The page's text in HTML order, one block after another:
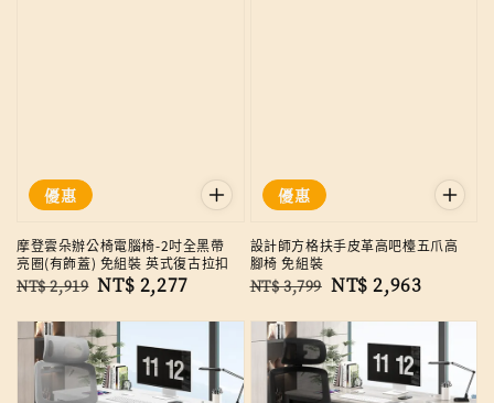
優惠
摩登雲朵辦公椅電腦椅-2吋全黑帶
亮圈(有飾蓋) 免組裝 英式復古拉扣
Regular
NT$ 2,919 Sale
NT$ 2,277
優惠
設計師方格扶手皮革高吧檯五爪高
腳椅 免組裝
Regular
NT$ 3,799 Sale
NT$ 2,963